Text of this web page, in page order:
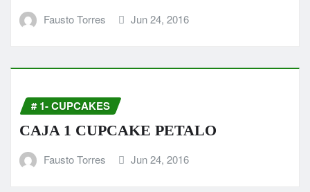
Fausto Torres Jun 24, 2016
# 1- CUPCAKES
CAJA 1 CUPCAKE PETALO
Fausto Torres Jun 24, 2016